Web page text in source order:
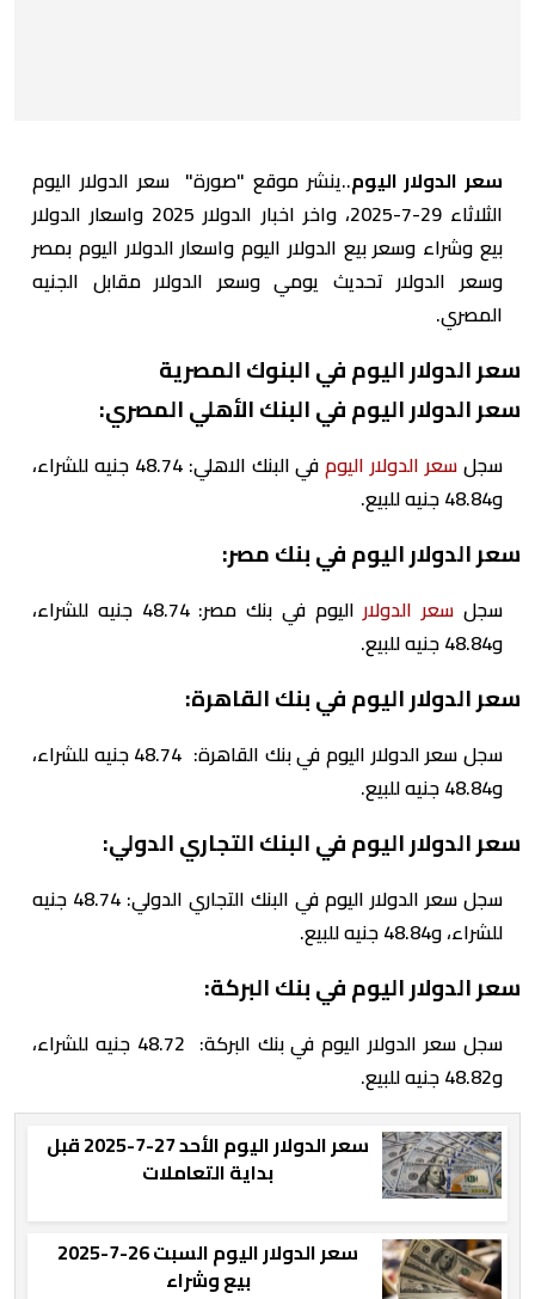
سعر الدولار اليوم..ينشر موقع "صورة" سعر الدولار اليوم
الثلاثاء 29-7-2025، واخر اخبار الدولار 2025 واسعار الدولار
بيع وشراء وسعر بيع الدولار اليوم واسعار الدولار اليوم بمصر
وسعر الدولار تحديث يومي وسعر الدولار مقابل الجنيه
المصري.
سعر الدولار اليوم في البنوك المصرية
سعر الدولار اليوم في البنك الأهلي المصري:
سجلسعر الدولار اليوم
في البنك الاهلي: 48.74 جنيه للشراء،
و48.84 جنيه للبيع.
سعر الدولار اليوم في بنك مصر:
سجل سعر الدولار
اليوم في بنك مصر: 48.74 جنيه للشراء،
و48.84 جنيه للبيع.
سعر الدولار اليوم في بنك القاهرة:
سجل سعر الدولار اليوم في بنك القاهرة: 48.74 جنيه للشراء،
و48.84 جنيه للبيع.
سعر الدولار اليوم في البنك التجاري الدولي:
سجل سعر الدولار اليوم في البنك التجاري الدولي: 48.74 جنيه
للشراء، و48.84 جنيه للبيع.
سعر الدولار اليوم في بنك البركة:
سجل سعر الدولار اليوم في بنك البركة: 48.72 جنيه للشراء،
و48.82 جنيه للبيع.
سعر الدولار اليوم الأحد 27-7-2025 قبل
بداية التعاملات
سعر الدولار اليوم السبت 26-7-2025
بيع وشراء